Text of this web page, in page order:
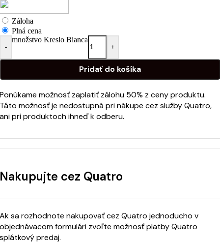
Záloha
Plná cena
-
množstvo Kreslo Bianca
+
Pridať do košíka
Ponúkame možnosť zaplatiť zálohu 50% z ceny produktu.
Táto možnosť je nedostupná pri nákupe cez služby Quatro,
ani pri produktoch ihneď k odberu.
Nakupujte cez Quatro
Ak sa rozhodnote nakupovať cez Quatro jednoducho v
objednávacom formulári zvoľte možnosť platby Quatro
splátkový predaj.